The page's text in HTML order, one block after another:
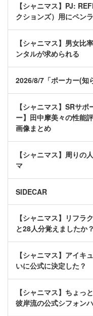
【シャニマス】PJ:
クションズ）用にペン
【シャニマス】男女比
ンタルが求められる
2026/8/7「ポーカー(知
【シャニマス】SRサ
ー】田中摩美々の性能
画像まとめ
【シャニマス】周りの
マ
SIDECAR
【シャニマス】リフラ
と28人分覚えましたか？
【シャニマス】アイキ
いに公式に決定した？
【シャニマス】ちょっ
彼岸流の公式シフォン